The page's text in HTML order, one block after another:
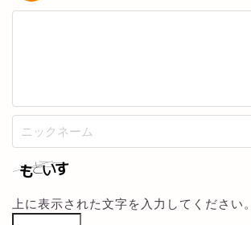
上に表示された文字を入力してください。